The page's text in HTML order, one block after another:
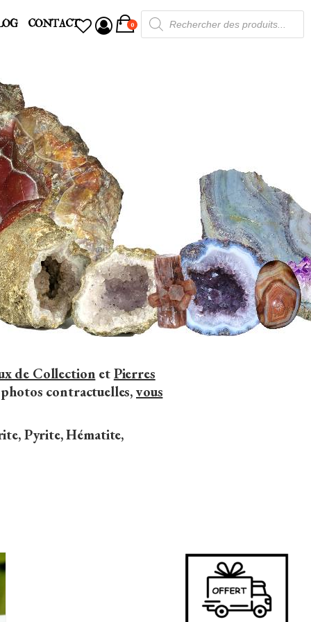
CONTACT 0
Recherche
de
produits
de Collection etPierres
contractuelles,vous
Pyrite, Hématite,